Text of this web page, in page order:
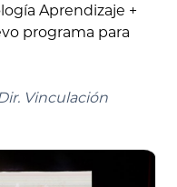
Aprendizaje +
programa para
Vinculación